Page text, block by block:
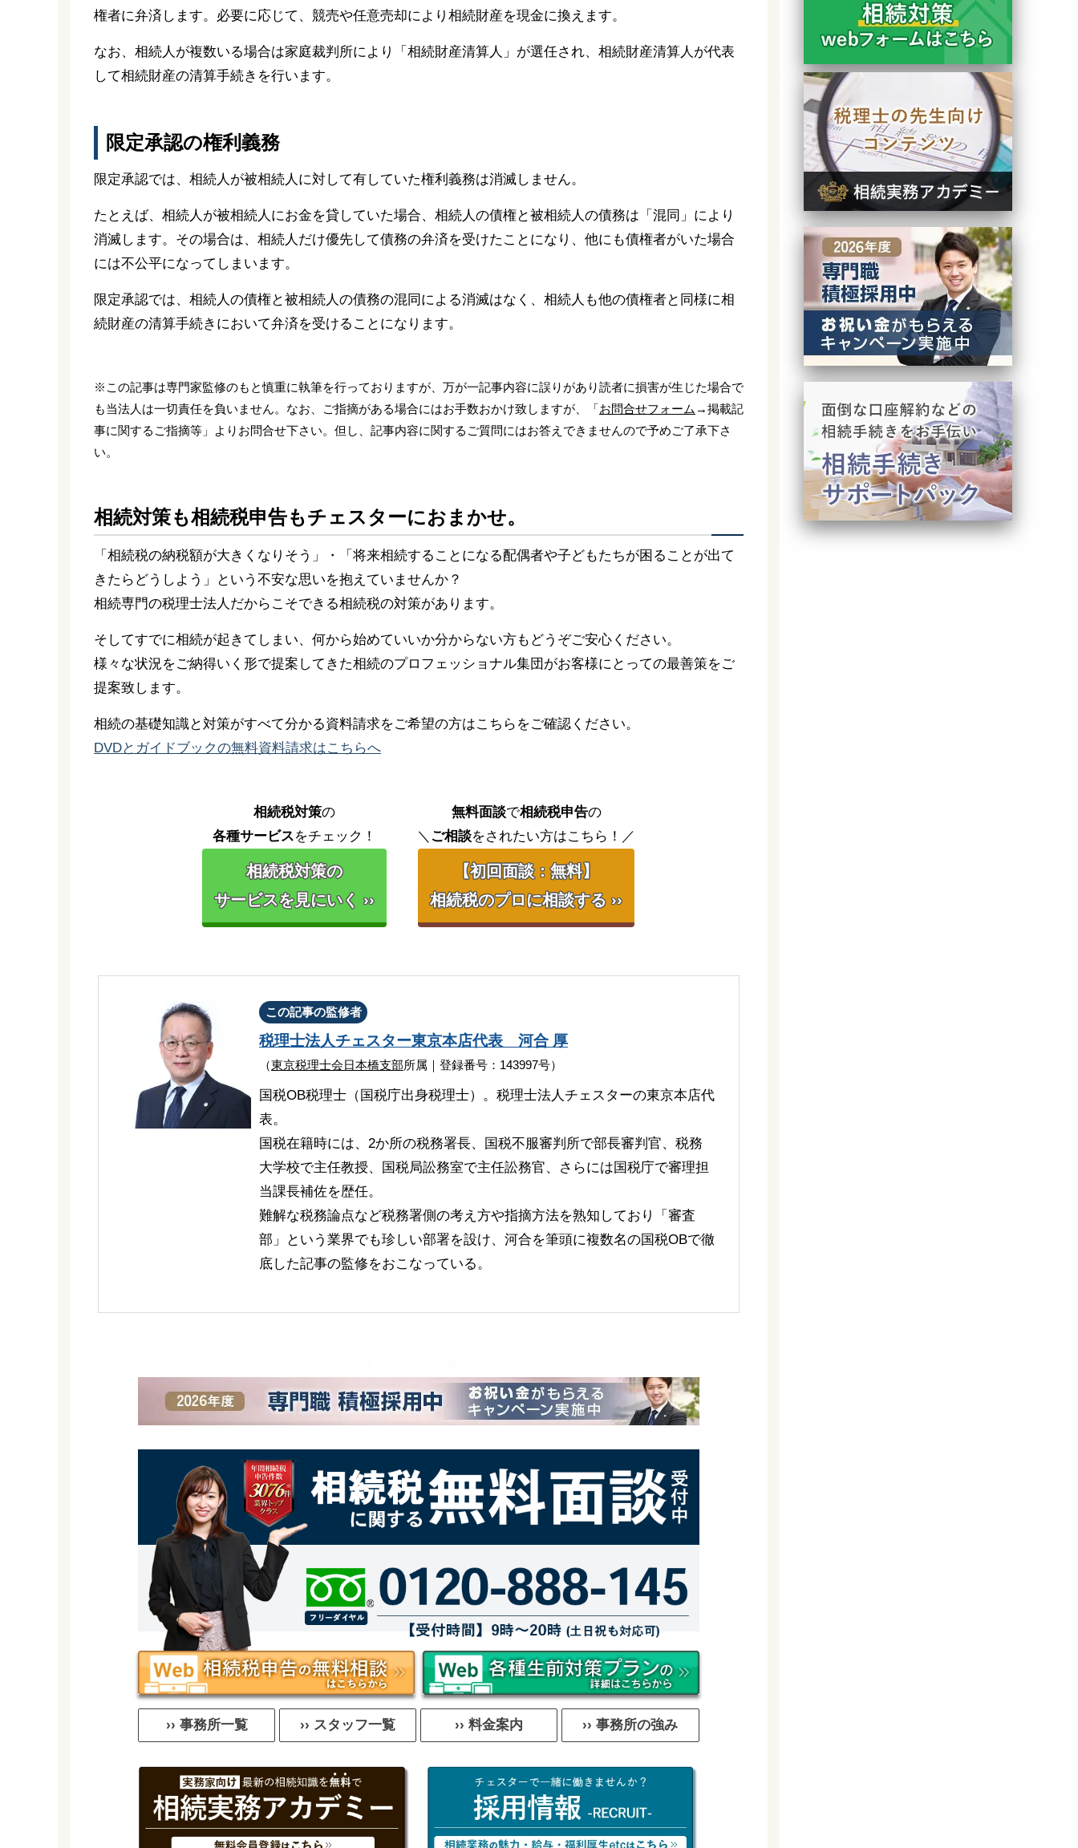
権者に弁済します。必要に応じて、競売や任意売却により相続財産を現金に換えます。
なお、相続人が複数いる場合は家庭裁判所により「相続財産清算人」が選任され、相続財産清算人が代表
して相続財産の清算手続きを行います。
限定承認の権利義務
限定承認では、相続人が被相続人に対して有していた権利義務は消滅しません。
たとえば、相続人が被相続人にお金を貸していた場合、相続人の債権と被相続人の債務は「混同」により
消滅します。その場合は、相続人だけ優先して債務の弁済を受けたことになり、他にも債権者がいた場合
には不公平になってしまいます。
限定承認では、相続人の債権と被相続人の債務の混同による消滅はなく、相続人も他の債権者と同様に相
続財産の清算手続きにおいて弁済を受けることになります。
※この記事は専門家監修のもと慎重に執筆を行っておりますが、万が一記事内容に誤りがあり読者に損害が生じた場合で
も当法人は一切責任を負いません。なお、ご指摘がある場合にはお手数おかけ致しますが、「お問合せフォーム →掲載記
事に関するご指摘等」よりお問合せ下さい。但し、記事内容に関するご質問にはお答えできませんので予めご了承下さ
い。
相続対策も相続税申告もチェスターにおまかせ。
「相続税の納税額が大きくなりそう」・「将来相続することになる配偶者や子どもたちが困ることが出て
きたらどうしよう」という不安な思いを抱えていませんか？
相続専門の税理士法人だからこそできる相続税の対策があります。
そしてすでに相続が起きてしまい、何から始めていいか分からない方もどうぞご安心ください。
様々な状況をご納得いく形で提案してきた相続のプロフェッショナル集団がお客様にとっての最善策をご
提案致します。
相続の基礎知識と対策がすべて分かる資料請求をご希望の方はこちらをご確認ください。
DVDとガイドブックの無料資料請求はこちらへ
相続税対策の
各種サービスをチェック！
相続税対策の
サービスを見にいく ››
無料面談で相続税申告の
＼ ご相談をされたい方はこちら！／
【初回面談：無料】
相続税のプロに相談する ››
この記事の監修者
税理士法人チェスター東京本店代表 河合 厚
（東京税理士会日本橋支部所属｜登録番号：143997号）
国税OB税理士（国税庁出身税理士）。税理士法人チェスターの東京本店代
表。
国税在籍時には、2か所の税務署長、国税不服審判所で部長審判官、税務
大学校で主任教授、国税局訟務室で主任訟務官、さらには国税庁で審理担
当課長補佐を歴任。
難解な税務論点など税務署側の考え方や指摘方法を熟知しており「審査
部」という業界でも珍しい部署を設け、河合を筆頭に複数名の国税OBで徹
底した記事の監修をおこなっている。
›› 事務所一覧 ›› スタッフ一覧 ›› 料金案内 ›› 事務所の強み